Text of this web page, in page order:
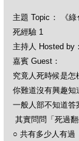
主題 Topic： 《
死經驗 1
主持人 Hosted by
嘉賓 Guest：
究竟人死時候是怎
你難道沒有興趣知
一般人部不知道答
其實問問「死過
○ 共有多少人有過